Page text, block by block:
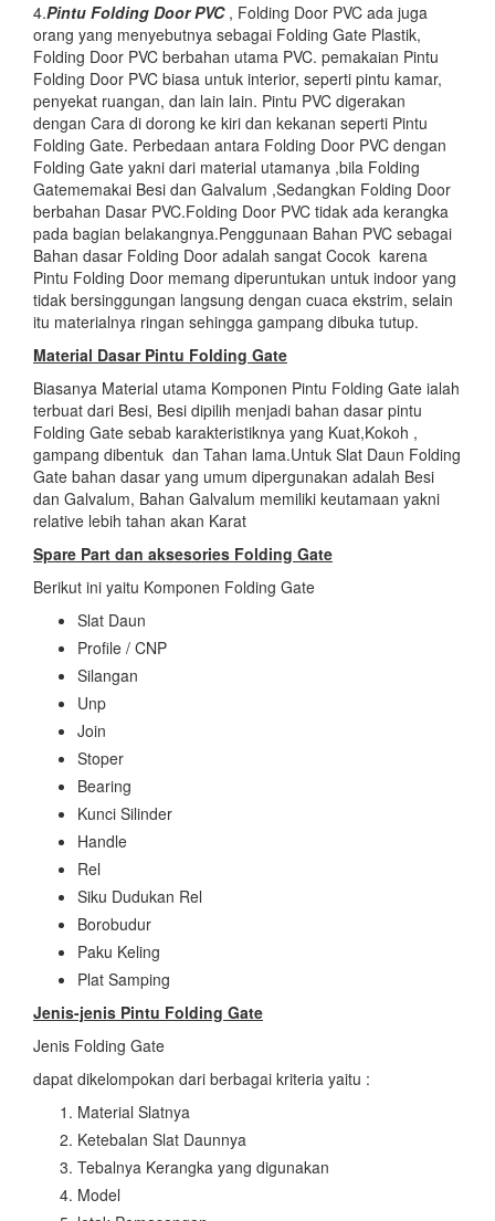
4.Pintu Folding Door PVC, Folding Door PVC ada juga
orang yang menyebutnya sebagai Folding Gate Plastik,
Folding Door PVC berbahan utama PVC. pemakaian Pintu
Folding Door PVC biasa untuk interior, seperti pintu kamar,
penyekat ruangan, dan lain lain. Pintu PVC digerakan
dengan Cara di dorong ke kiri dan kekanan seperti Pintu
Folding Gate. Perbedaan antara Folding Door PVC dengan
Folding Gate yakni dari material utamanya ,bila Folding
Gatememakai Besi dan Galvalum ,Sedangkan Folding Door
berbahan Dasar PVC.Folding Door PVC tidak ada kerangka
pada bagian belakangnya.Penggunaan Bahan PVC sebagai
Bahan dasar Folding Door adalah sangat Cocok karena
Pintu Folding Door memang diperuntukan untuk indoor yang
tidak bersinggungan langsung dengan cuaca ekstrim, selain
itu materialnya ringan sehingga gampang dibuka tutup.
Material Dasar Pintu Folding Gate
Biasanya Material utama Komponen Pintu Folding Gate ialah
terbuat dari Besi, Besi dipilih menjadi bahan dasar pintu
Folding Gate sebab karakteristiknya yang Kuat,Kokoh ,
gampang dibentuk dan Tahan lama.Untuk Slat Daun Folding
Gate bahan dasar yang umum dipergunakan adalah Besi
dan Galvalum, Bahan Galvalum memiliki keutamaan yakni
relative lebih tahan akan Karat
Spare Part dan aksesories Folding Gate
Berikut ini yaitu Komponen Folding Gate
Slat Daun
Profile / CNP
Silangan
Unp
Join
Stoper
Bearing
Kunci Silinder
Handle
Rel
Siku Dudukan Rel
Borobudur
Paku Keling
Plat Samping
Jenis-jenis Pintu Folding Gate
Jenis Folding Gate
dapat dikelompokan dari berbagai kriteria yaitu :
Material Slatnya
Ketebalan Slat Daunnya
Tebalnya Kerangka yang digunakan
Model